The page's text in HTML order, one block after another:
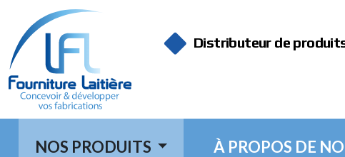
Distributeur de
NOS PRODUITS À PROPOS DE
Panneau de gestion des cookies